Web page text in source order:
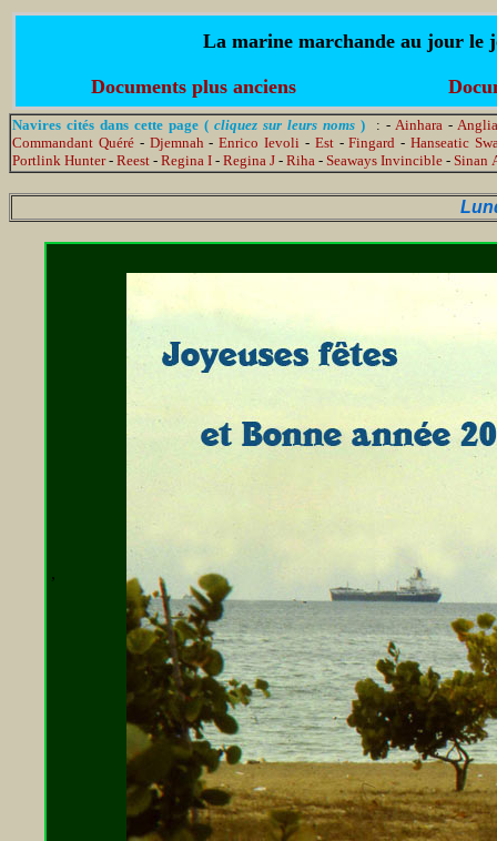
La marine marchande au jour le
Documents plus anciens
Navires cités dans cette page ( cliquez sur leurs noms) : -Ainhara -
Commandant Quéré- Djemnah-Enrico Ievoli - Est-Fingard -Hanseatic
Portlink Hunter- Reest - Regina I - Regina J - Riha - Seaways Invincible - Sinan
,